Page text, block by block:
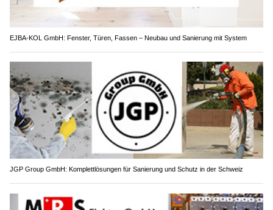
EJBA-KOL GmbH: Fenster, Türen, Fassen – Neubau und Sanierung mit System
JGP Group GmbH: Komplettlösungen für Sanierung und Schutz in der Schweiz